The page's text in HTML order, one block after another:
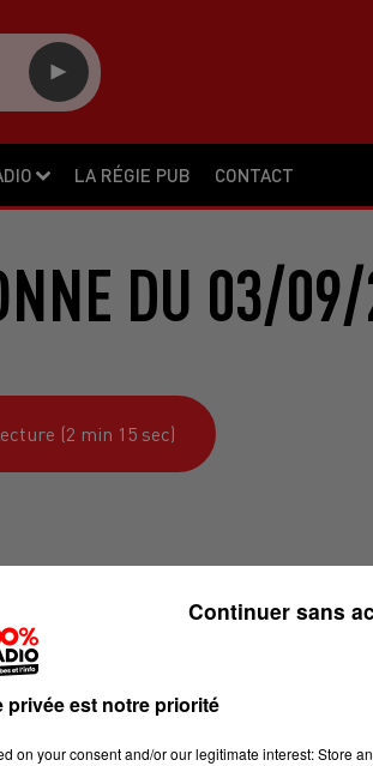
LA RÉGIE PUB CONTACT
DU 03/
(2 min 15 sec)
privée est notre priorité
on your consent and/or our legitimate interest: Store
Continuer sans